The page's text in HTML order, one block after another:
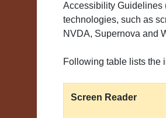
Accessibility Guidelines
technologies, such as
NVDA, Supernova and
Following table lists the
Screen Reader